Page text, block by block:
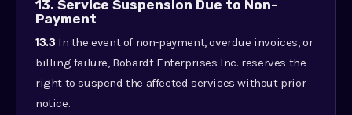
13. Service Suspension Due to Non-
Payment
13.3 In the event of non-payment, overdue invoices, or
billing failure, Bobardt Enterprises Inc. reserves the
right to suspend the affected services without prior
notice.